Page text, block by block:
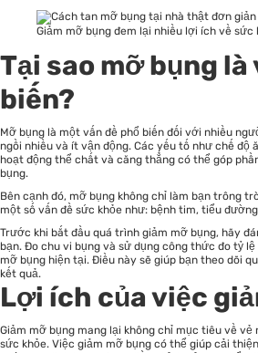
Giảm mỡ bụng đem lại nhiều lợi ích về
Tại sao mỡ bụng là
biến?
Mỡ bụng là một vấn đề phổ biến đối với nhiều
ngồi nhiều và ít vận động. Các yếu tố như chế độ
hoạt động thể chất và căng thẳng có thể góp
bụng.
Bên cạnh đó, mỡ bụng không chỉ làm bạn trông
một số vấn đề sức khỏe như: bệnh tim, tiểu
Trước khi bắt đầu quá trình giảm mỡ bụng, hãy
bạn. Đo chu vi bụng và sử dụng công thức đo tỷ
mỡ bụng hiện tại. Điều này sẽ giúp bạn theo dõi
kết quả.
Lợi ích của việc
Giảm mỡ bụng mang lại không chỉ mục tiêu về
sức khỏe. Việc giảm mỡ bụng có thể giúp cải